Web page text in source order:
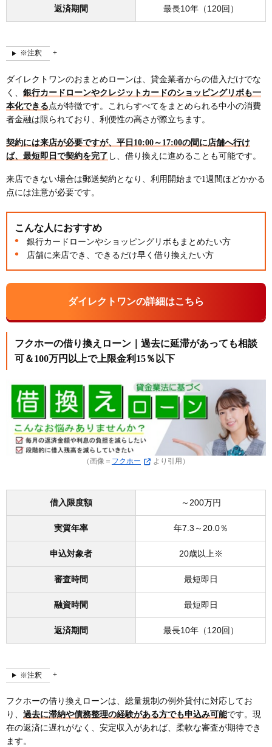
返済期間 最長10年（120回）
※注釈
ダイレクトワンのおまとめローンは、貸金業者からの借入だけでな
く、 銀行カードローンやクレジットカードのショッピングリボも一
本化できる 点が特徴です。これらすべてをまとめられる中小の消費
者金融は限られており、利便性の高さが際立ちます。
契約には来店が必要ですが、平日10:00～17:00の間に店舗へ行け
ば、最短即日で契約を完了 し、借り換えに進めることも可能です。
来店できない場合は郵送契約となり、利用開始まで1週間ほどかかる
点には注意が必要です。
こんな人におすすめ
銀行カードローンやショッピングリボもまとめたい方
店舗に来店でき、できるだけ早く借り換えたい方
ダイレクトワンの詳細はこちら
フクホーの借り換えローン｜過去に延滞があっても相談
可＆100万円以上で上限金利15％以下
（画像＝ フクホー より引用）
借入限度額 ～200万円
実質年率 年7.3～20.0％
申込対象者 20歳以上※
審査時間 最短即日
融資時間 最短即日
返済期間 最長10年（120回）
※注釈
フクホーの借り換えローンは、総量規制の例外貸付に対応してお
り、 過去に滞納や債務整理の経験がある方でも申込み可能です。現
在の返済に遅れがなく、安定収入があれば、柔軟な審査が期待でき
ます。